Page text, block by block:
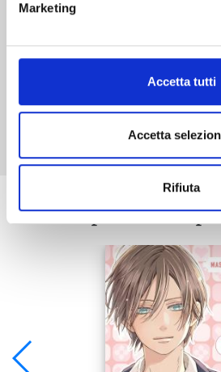
Marketing
Accetta tutti
Accetta
Rifiuta
Mostra tutto
Se ti è piaciuto